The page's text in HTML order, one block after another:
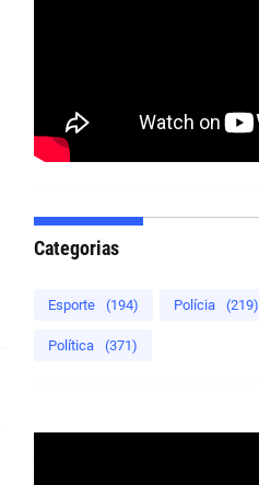
Categorias
Esporte (194) Polícia (219)
Política (371)